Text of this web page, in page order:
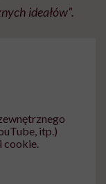
ideałów”.
itp.)
cookie.